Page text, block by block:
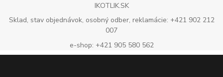
IKOTLIK.SK
Sklad, stav objednávok, osobný odber, reklamácie: +421 902 212
007
e-shop: +421 905 580 562